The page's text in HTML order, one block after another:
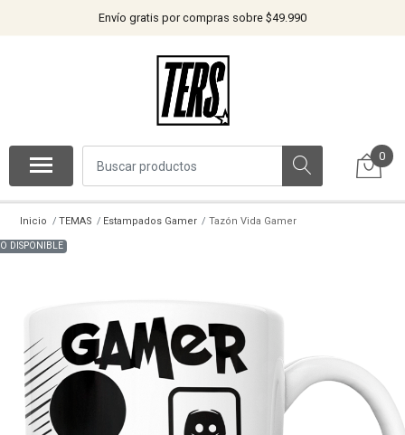
Envío gratis por compras sobre $49.990
0
Inicio TEMAS Estampados Gamer Tazón Vida Gamer
DISPONIBLE